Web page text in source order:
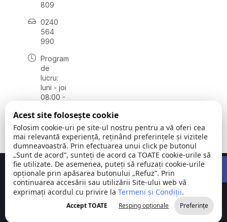
809
0240
564
990
Program
de
lucru:
luni - joi
08:00 -
vineri
08:00 -
14:00
Comuna
Stejaru |
județul Tulcea
©
2026
Toate
drepturile
rezervate
Concept realizat deBig Media Relații Publice SRL
Acest site folosește cookie
Folosim cookie-uri pe site-ul nostru pentru a vă oferi cea
mai relevantă experiență, reținând preferințele și vizitele
dumneavoastră. Prin efectuarea unui click pe butonul
„Sunt de acord”, sunteți de acord ca TOATE cookie-urile să
fie utilizate. De asemenea, puteți să refuzați cookie-urile
opționale prin apăsarea butonului „Refuz”. Prin
continuarea accesării sau utilizării Site-ului web vă
exprimați acordul cu privire la Termeni și Condiții.
Accept TOATE Resping opționale Preferințe